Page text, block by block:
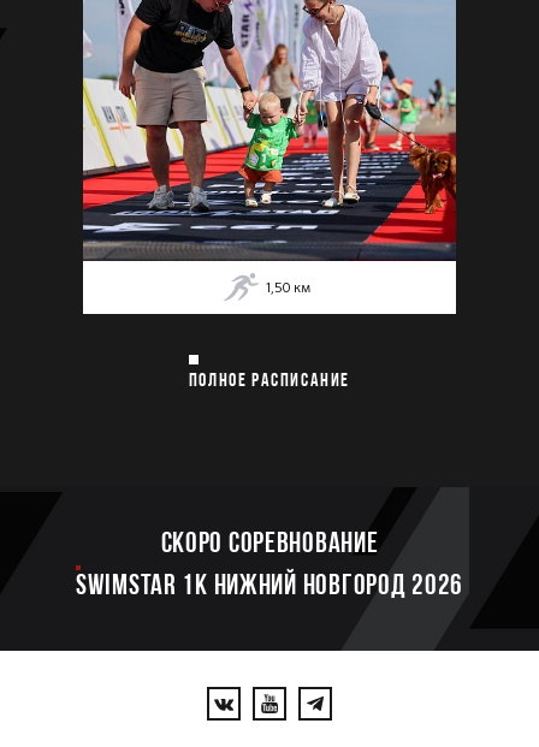
1,50 км
ПОЛНОЕ РАСПИСАНИЕ
Скоро соревнование
SWIMSTAR 1K НИЖНИЙ НОВГОРОД 2026